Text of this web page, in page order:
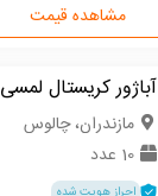
مشاهده قیمت
آباژور کریستال لمسی
مازندران، چالوس
10 عدد